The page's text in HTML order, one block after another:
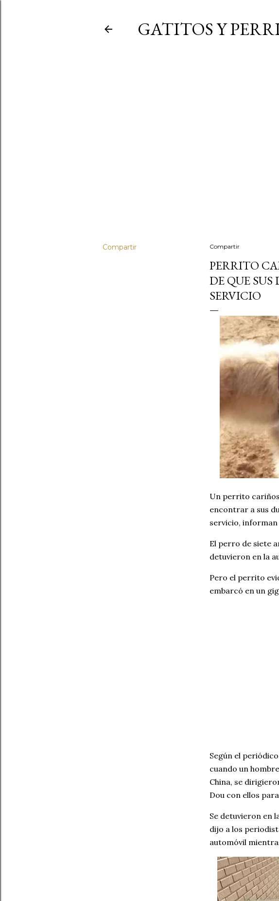
GATITOS Y
Compartir Compartir
PERRITO
DE QUE
SERVICIO
Un perrito
encontrar a sus
servicio, informan
El perro de siete
detuvieron en la
Pero el perrito
embarcó en un
Según el
cuando un
China, se
Dou con ellos
Se detuvieron en
dijo a los
automóvil